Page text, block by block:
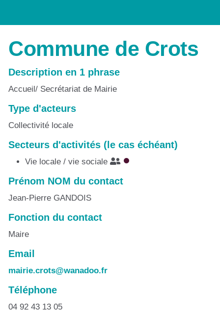
Commune de Crots
Description en 1 phrase
Accueil/ Secrétariat de Mairie
Type d'acteurs
Collectivité locale
Secteurs d'activités (le cas échéant)
Vie locale / vie sociale
Prénom NOM du contact
Jean-Pierre GANDOIS
Fonction du contact
Maire
Email
mairie.crots@wanadoo.fr
Téléphone
04 92 43 13 05